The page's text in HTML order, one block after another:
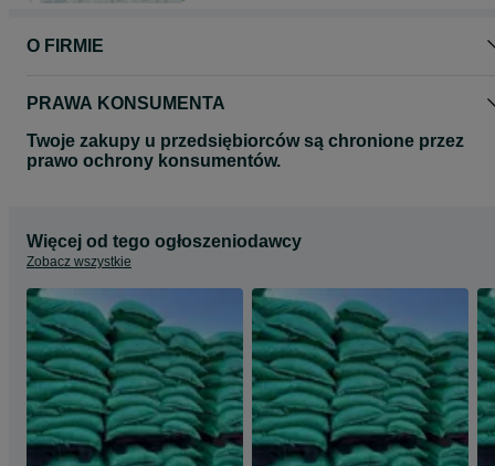
Skontaktuj się z nami – doradzimy, jaki węgiel będzie najlepszy do
Twojego pieca!
O FIRMIE
PRAWA KONSUMENTA
Twoje zakupy u przedsiębiorców są chronione przez
prawo ochrony konsumentów.
Więcej od tego ogłoszeniodawcy
Zobacz wszystkie